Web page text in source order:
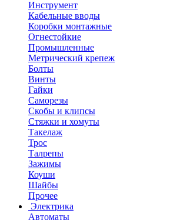
Инструмент
Кабельные вводы
Коробки монтажные
Огнестойкие
Промышленные
Метрический крепеж
Болты
Винты
Гайки
Саморезы
Скобы и клипсы
Стяжки и хомуты
Такелаж
Трос
Талрепы
Зажимы
Коуши
Шайбы
Прочее
Электрика
Автоматы